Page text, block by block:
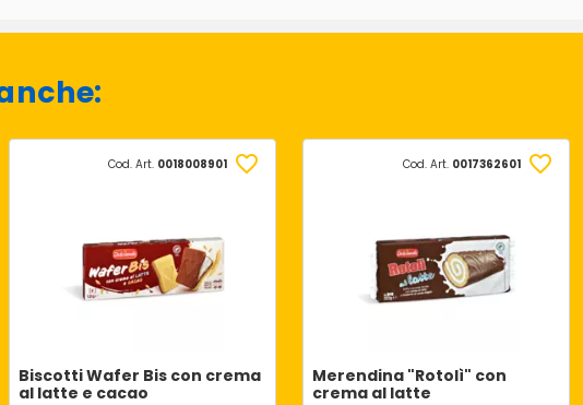
Cod. Art. 0018008901
Biscotti Wafer Bis con crema
al latte e cacao
Cod. Art. 0017362601
Merendina "Rotolì" con
crema al latte